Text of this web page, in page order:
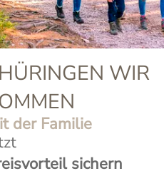
WIR
der Familie
sichern